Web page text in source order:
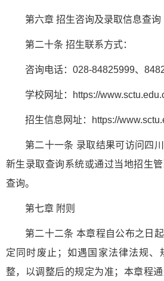
第六章 招生咨询及录取信息查询
第二十条 招生联系方式：
咨询电话：028-84825999、
学校网址：https://
招生信息网址：https://
第二十一条 录取结果可访问四
新生录取查询系统或通过当地招生
查询。
第七章 附则
第二十二条 本章程自公布之日
定同时废止；如遇国家法律法规、
整，以调整后的规定为准；本章程